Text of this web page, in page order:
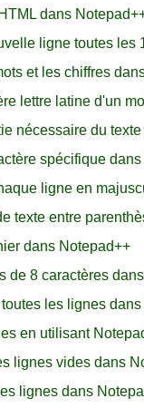
dans
ligne toutes les
et les chiffres
lettre latine d'un
nécessaire du
spécifique
ligne en
texte entre
dans Notepad++
de 8 caractères
les lignes
en utilisant
lignes vides dans
lignes dans